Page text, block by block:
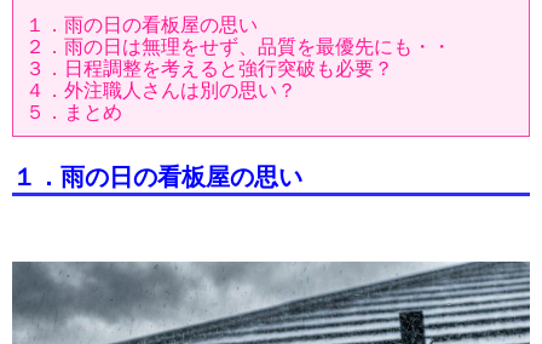
１．雨の日の看板屋の思い
２．雨の日は無理をせず、品質を最優先にも・・
３．日程調整を考えると強行突破も必要？
４．外注職人さんは別の思い？
５．まとめ
１．雨の日の看板屋の思い